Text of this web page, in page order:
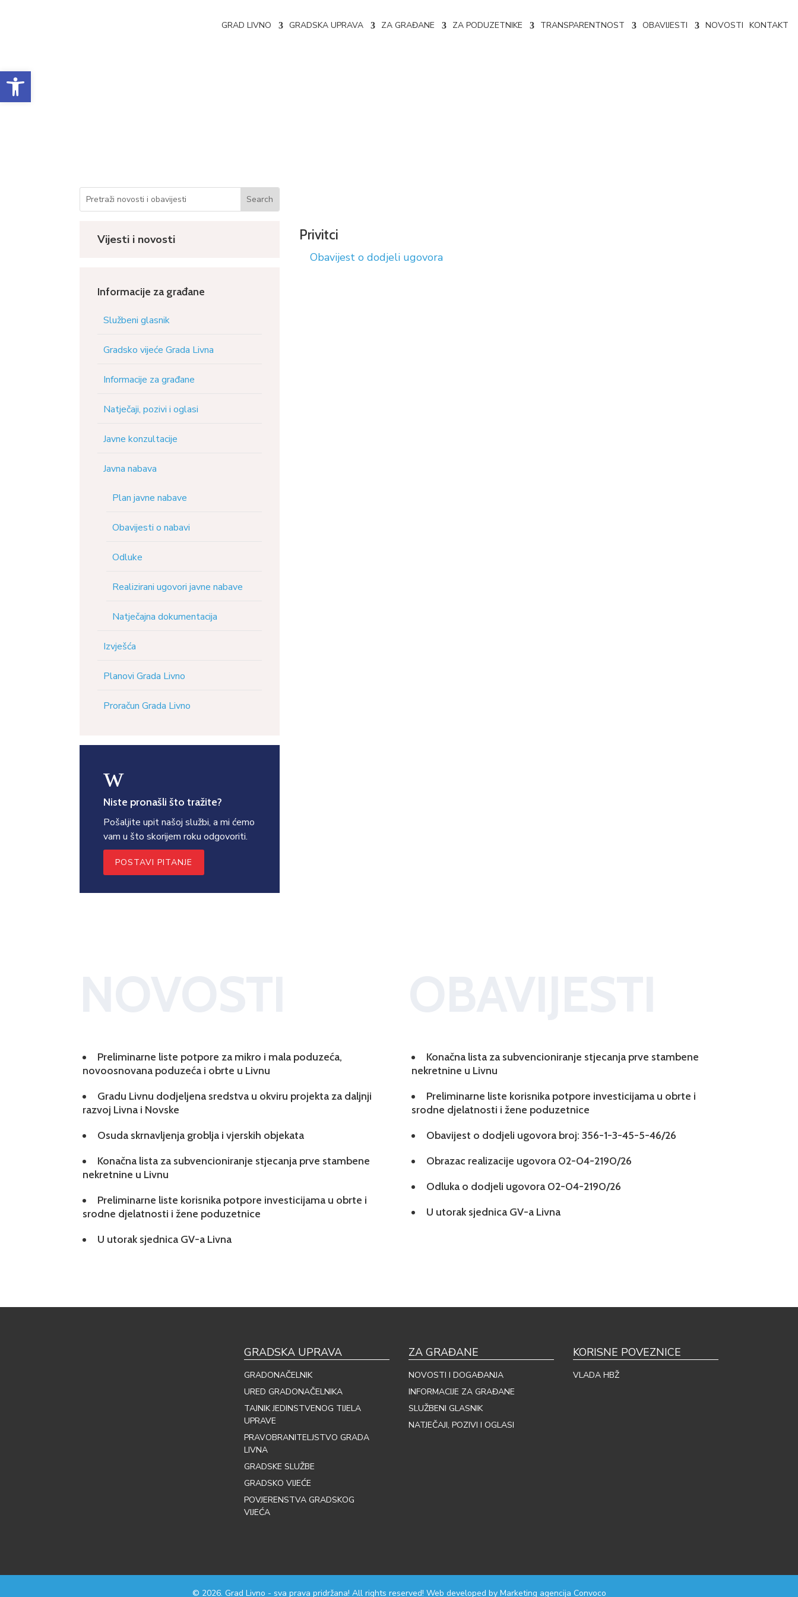
Open toolbar
GRAD LIVNO GRADSKA UPRAVA ZA GRAĐANE ZA PODUZETNIKE TRANSPARENTNOST OBAVIJESTI NOVOSTI KONTAKT
Vijesti i novosti
Informacije za građane
Službeni glasnik
Gradsko vijeće Grada Livna
Informacije za građane
Natječaji, pozivi i oglasi
Javne konzultacije
Javna nabava
Plan javne nabave
Obavijesti o nabavi
Odluke
Realizirani ugovori javne nabave
Natječajna dokumentacija
Izvješća
Planovi Grada Livno
Proračun Grada Livno
w
Niste pronašli što tražite?
Pošaljite upit našoj službi, a mi ćemo
vam u što skorijem roku odgovoriti.
POSTAVI PITANJE
Privitci
Obavijest o dodjeli ugovora
Preliminarne liste potpore za mikro i mala poduzeća,
novoosnovana poduzeća i obrte u Livnu
Gradu Livnu dodjeljena sredstva u okviru projekta za daljnji
razvoj Livna i Novske
Osuda skrnavljenja groblja i vjerskih objekata
Konačna lista za subvencioniranje stjecanja prve stambene
nekretnine u Livnu
Preliminarne liste korisnika potpore investicijama u obrte i
srodne djelatnosti i žene poduzetnice
U utorak sjednica GV-a Livna
Konačna lista za subvencioniranje stjecanja prve stambene
nekretnine u Livnu
Preliminarne liste korisnika potpore investicijama u obrte i
srodne djelatnosti i žene poduzetnice
Obavijest o dodjeli ugovora broj: 356-1-3-45-5-46/26
Obrazac realizacije ugovora 02-04-2190/26
Odluka o dodjeli ugovora 02-04-2190/26
U utorak sjednica GV-a Livna
GRADSKA UPRAVA
GRADONAČELNIK
URED GRADONAČELNIKA
TAJNIK JEDINSTVENOG TIJELA
UPRAVE
PRAVOBRANITELJSTVO GRADA
LIVNA
GRADSKE SLUŽBE
GRADSKO VIJEĆE
POVJERENSTVA GRADSKOG
VIJEĆA
ZA GRAĐANE
NOVOSTI I DOGAĐANJA
INFORMACIJE ZA GRAĐANE
SLUŽBENI GLASNIK
NATJEČAJI, POZIVI I OGLASI
KORISNE POVEZNICE
VLADA HBŽ
© 2026. Grad Livno - sva prava pridržana! All rights reserved! Web developed by Marketing agencija Convoco